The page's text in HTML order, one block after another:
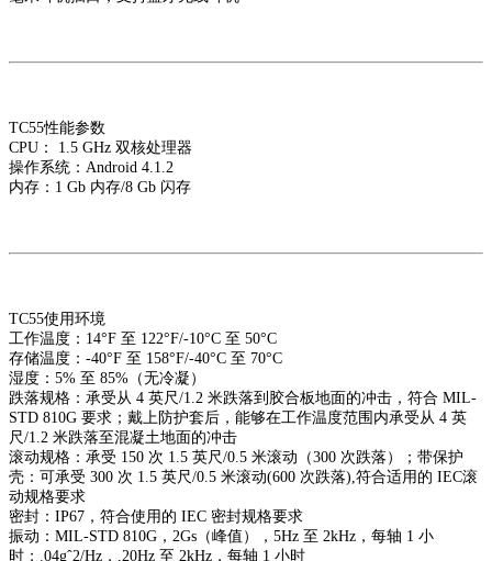
TC55性能参数
CPU： 1.5 GHz 双核处理器
操作系统：Android 4.1.2
内存：1 Gb 内存/8 Gb 闪存
TC55使用环境
工作温度：14°F 至 122°F/-10°C 至 50°C
存储温度：-40°F 至 158°F/-40°C 至 70°C
湿度：5% 至 85%（无冷凝）
跌落规格：承受从 4 英尺/1.2 米跌落到胶合板地面的冲击，符合 MIL-
STD 810G 要求；戴上防护套后，能够在工作温度范围内承受从 4 英
尺/1.2 米跌落至混凝土地面的冲击
滚动规格：承受 150 次 1.5 英尺/0.5 米滚动（300 次跌落）；带保护
壳：可承受 300 次 1.5 英尺/0.5 米滚动(600 次跌落),符合适用的 IEC滚
动规格要求
密封：IP67，符合使用的 IEC 密封规格要求
振动：MIL-STD 810G，2Gs（峰值），5Hz 至 2kHz，每轴 1 小
时；.04gˆ2/Hz，,20Hz 至 2kHz，每轴 1 小时